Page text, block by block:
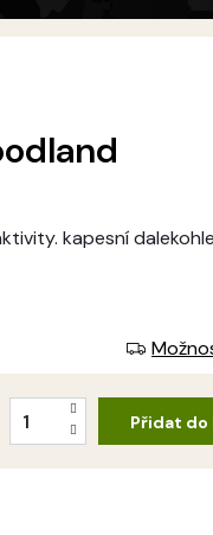
kapesní
Přidat do